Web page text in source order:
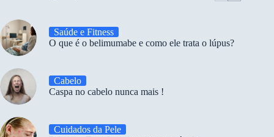
Saúde e Fitness
O que é o belimumabe e como ele trata o lúpus?
Cabelo
Caspa no cabelo nunca mais !
Cuidados da Pele